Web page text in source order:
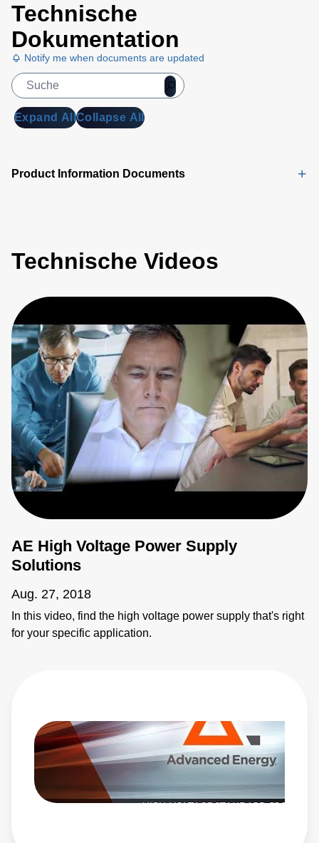
Technische
Dokumentation
Notify me when documents are updated
Expand AllCollapse All
Product Information Documents
Technische Videos
AE High Voltage Power Supply
Solutions
Aug. 27, 2018
In this video, find the high voltage power supply that's right
for your specific application.